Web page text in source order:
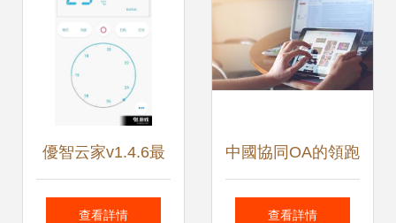
公司
優智云家v1.4.6最
新版下載指南——
查看詳情
中國協同OA的領跑
者 聚焦高端集團應
查看詳情